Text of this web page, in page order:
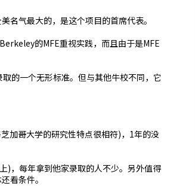
气最大的，是这个项目的首席代表。
的MFE重视实践，而且由于是MFE
的一个无形标准。但与其他牛校不同，它
加哥大学的研究性特点很相符)，1年的没
)，每年拿到他家录取的人不少。另外值得
看条件。